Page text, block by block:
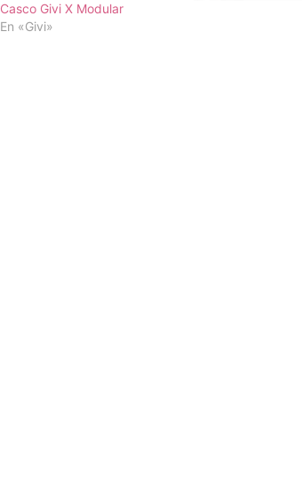
Casco Givi X Modular
En «Givi»